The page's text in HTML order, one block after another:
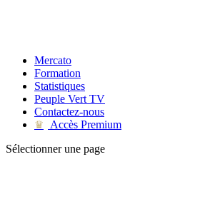
Mercato
Formation
Statistiques
Peuple Vert TV
Contactez-nous
♛
Accès Premium
Sélectionner une page